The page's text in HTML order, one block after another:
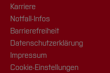
Karriere
Notfall-Infos
Barrierefreiheit
Datenschutzerklärung
Impressum
Cookie-Einstellungen